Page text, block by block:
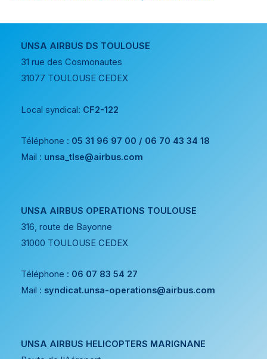
UNSA AIRBUS DS TOULOUSE
31 rue des Cosmonautes
31077 TOULOUSE CEDEX
Local syndical: CF2-122
Téléphone : 05 31 96 97 00 / 06 70 43 34 18
Mail : unsa_tlse@airbus.com
UNSA AIRBUS OPERATIONS TOULOUSE
316, route de Bayonne
31000 TOULOUSE CEDEX
Téléphone : 06 07 83 54 27
Mail : syndicat.unsa-operations@airbus.com
UNSA AIRBUS HELICOPTERS MARIGNANE